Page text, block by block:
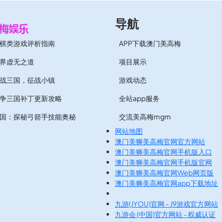
类游戏评析指南
虚无之道
三国，征战小镇
三国补丁更新攻略
：探秘弓箭手技能奥秘
导航
APP下载澳门美高梅
项目展示
游戏动态
全站app服务
交流美高梅mgm
网站地图
澳门美狮美高梅官网官方网站
澳门美狮美高梅官网手机版入口
澳门美狮美高梅官网手机版官网
澳门美狮美高梅官网Web网页版
澳门美狮美高梅官网app下载地址
九游(JYOU)官网 - J9游戏官方网站
九游会 (中国)官方网站 - 权威认证